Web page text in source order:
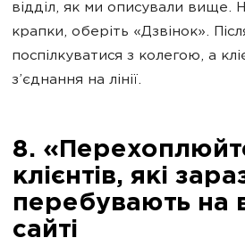
відділ, як ми описували вище.
крапки, оберіть «Дзвінок».
поспілкуватися з колегою, а
з’єднання на лінії.
8.
клієнтів, які
перебувають на
сайті